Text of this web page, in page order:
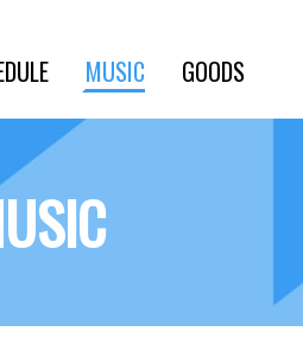
MUSIC GOODS